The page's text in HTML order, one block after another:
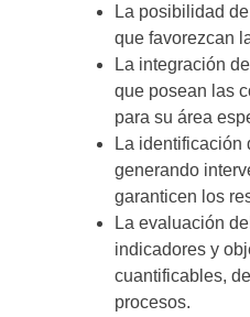
La posibilidad
que favorezcan
La integración
que posean las
para su área
La identificación
generando
garanticen los
La evaluación
indicadores y
cuantificables,
procesos.